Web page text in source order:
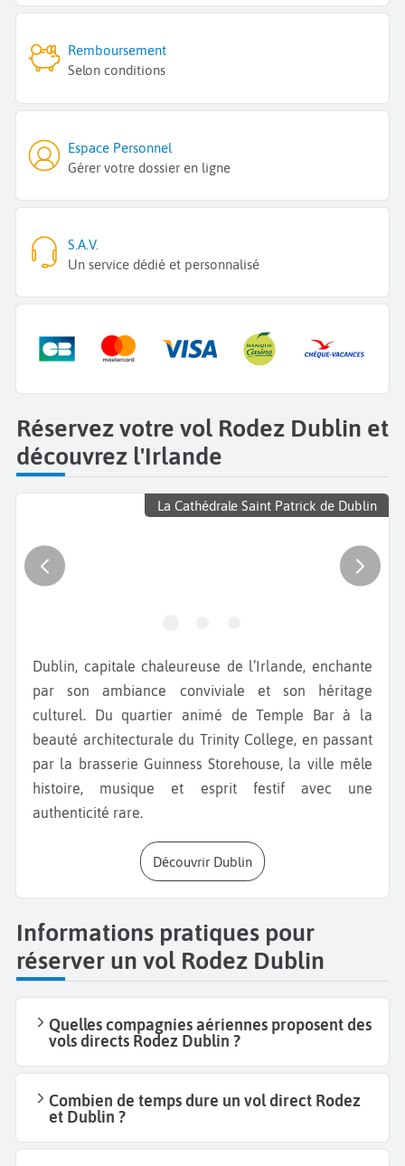
Remboursement
Selon conditions
Espace Personnel
Gérer votre dossier en ligne
S.A.V.
Un service dédié et personnalisé
Réservez votre vol Rodez Dublin et
découvrez l'Irlande
La Cathédrale Saint Patrick de Dublin
Dublin, capitale chaleureuse de l’Irlande, enchante
par son ambiance conviviale et son héritage
culturel. Du quartier animé de Temple Bar à la
beauté architecturale du Trinity College, en passant
par la brasserie Guinness Storehouse, la ville mêle
histoire, musique et esprit festif avec une
authenticité rare.
Découvrir Dublin
Informations pratiques pour
réserver un vol Rodez Dublin
Quelles compagnies aériennes proposent des
vols directs Rodez Dublin ?
Combien de temps dure un vol direct Rodez
et Dublin ?